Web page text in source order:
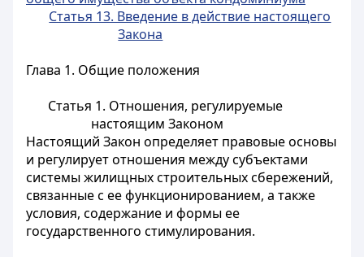
Статья 13. Введение в действие настоящего
Закона
Глава 1. Общие положения
Статья 1. Отношения, регулируемые
настоящим Законом
Настоящий Закон определяет правовые основы
и регулирует отношения между субъектами
системы жилищных строительных сбережений,
связанные с ее функционированием, а также
условия, содержание и формы ее
государственного стимулирования.